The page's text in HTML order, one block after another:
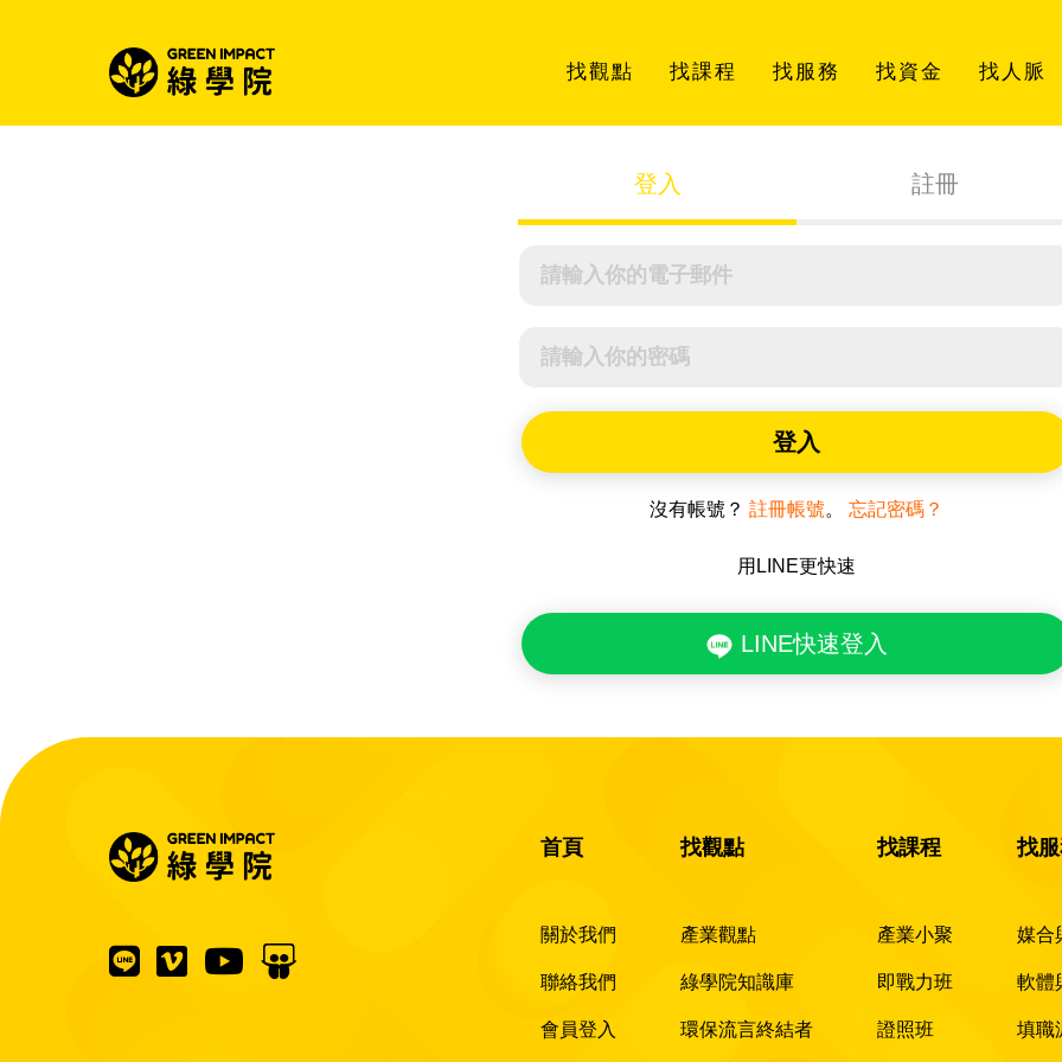
找觀點 找課程 找服務 找資金 找人脈
登入 註冊
登入
沒有帳號？ 註冊帳號。 忘記密碼？
用LINE更快速
LINE快速登入
首頁
關於我們
聯絡我們
會員登入
找觀點
產業觀點
綠學院知識庫
環保流言終結者
找課程
產業小聚
即戰力班
證照班
找
媒合
軟體
填職